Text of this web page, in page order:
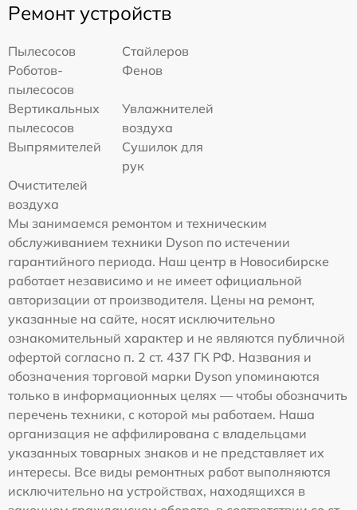
Ремонт устройств
Пылесосов
Стайлеров
Роботов-
пылесосов
Фенов
Вертикальных
пылесосов
Увлажнителей
воздуха
Выпрямителей
Сушилок для
рук
Очистителей
воздуха
Мы занимаемся ремонтом и техническим
обслуживанием техники Dyson по истечении
гарантийного периода. Наш центр в Новосибирске
работает независимо и не имеет официальной
авторизации от производителя. Цены на ремонт,
указанные на сайте, носят исключительно
ознакомительный характер и не являются публичной
офертой согласно п. 2 ст. 437 ГК РФ. Названия и
обозначения торговой марки Dyson упоминаются
только в информационных целях — чтобы обозначить
перечень техники, с которой мы работаем. Наша
организация не аффилирована с владельцами
указанных товарных знаков и не представляет их
интересы. Все виды ремонтных работ выполняются
исключительно на устройствах, находящихся в